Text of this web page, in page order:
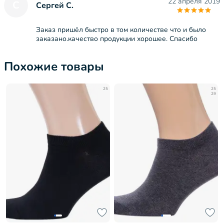
Сергей С.
Заказ пришёл быстро в том количестве что и было
заказано.качество продукции хорошее. Спасибо
Похожие товары
25
25
29